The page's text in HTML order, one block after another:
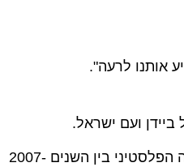
אותנו לרעה".
ועם ישראל.
סלאם פיאד הינו פוליטיקאי וכלכלן פלסטיני עצמאי ששימש כראש הממשלה הפלסטיני בין השנים 2007-